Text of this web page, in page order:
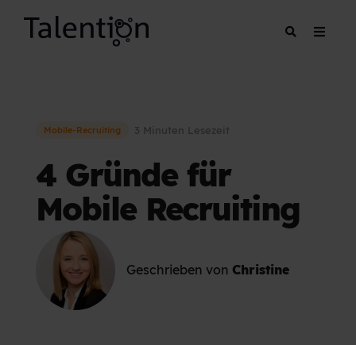
Mobile-Recruiting 3 Minuten Lesezeit
4 Gründe für
Mobile Recruiting
Geschrieben von Christine